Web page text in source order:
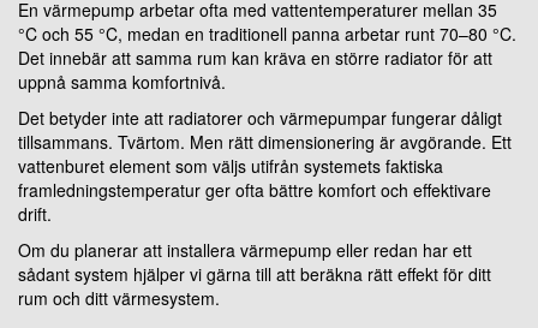
En värmepump arbetar ofta med vattentemperaturer mellan 35
°C och 55 °C, medan en traditionell panna arbetar runt 70–80 °C.
Det innebär att samma rum kan kräva en större radiator för att
uppnå samma komfortnivå.
Det betyder inte att radiatorer och värmepumpar fungerar dåligt
tillsammans. Tvärtom. Men rätt dimensionering är avgörande. Ett
vattenburet element som väljs utifrån systemets faktiska
framledningstemperatur ger ofta bättre komfort och effektivare
drift.
Om du planerar att installera värmepump eller redan har ett
sådant system hjälper vi gärna till att beräkna rätt effekt för ditt
rum och ditt värmesystem.